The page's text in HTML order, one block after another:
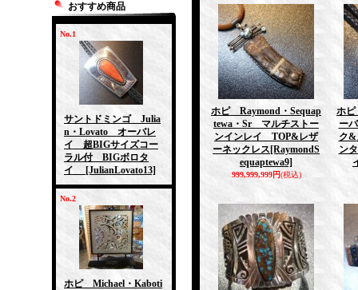
おすすめ商品
No.1
サントドミンゴ Julia
n・Lovato オーバレ
イ 超BIGサイズコー
ラル付 BIGボロタ
イ
[JulianLovato13]
No.2
ホピ Michael・Kaboti
ホピ Raymond・Sequap
tewa・Sr マルチストー
ンインレイ TOP&レザ
ーネックレス [RaymondS
equaptewa9]
999,999,999円(税込)
ホ
ー
ク
ン